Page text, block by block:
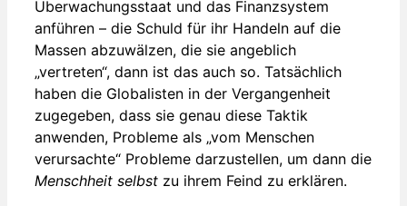
Überwachungsstaat und das Finanzsystem
anführen – die Schuld für ihr Handeln auf die
Massen abzuwälzen, die sie angeblich
„vertreten“, dann ist das auch so. Tatsächlich
haben die Globalisten in der Vergangenheit
zugegeben, dass sie genau diese Taktik
anwenden, Probleme als „vom Menschen
verursachte“ Probleme darzustellen, um dann die
Menschheit selbst zu ihrem Feind zu erklären.